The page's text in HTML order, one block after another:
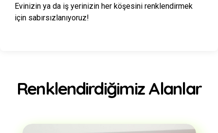
Evinizin ya da iş yerinizin her köşesini renklendirmek
için sabırsızlanıyoruz!
Renklendirdiğimiz Alanlar